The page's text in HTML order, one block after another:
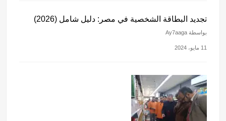
تجديد البطاقة الشخصية في مصر: دليل شامل (2026)
بواسطة Ay7aaga
11 مايو، 2024